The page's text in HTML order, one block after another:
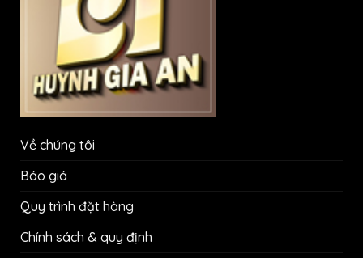
Về chúng tôi
Báo giá
Quy trình đặt hàng
Chính sách & quy định